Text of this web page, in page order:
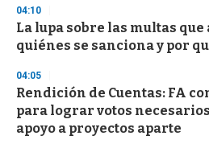
d
s
04:10
La lupa sobre las multas
quiénes se sanciona y por
04:05
Rendición de Cuentas: FA
para lograr votos
apoyo a proyectos aparte